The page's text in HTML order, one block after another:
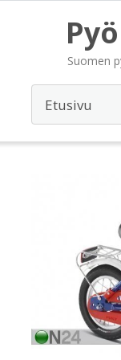
Suomen